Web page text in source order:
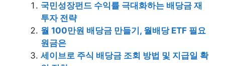
국민성장펀드 수익률 극대화하는 배당금 재
투자 전략
월 100만원 배당금 만들기, 월배당 ETF 필요
원금은
세이브로 주식 배당금 조회 방법 및 지급일 확